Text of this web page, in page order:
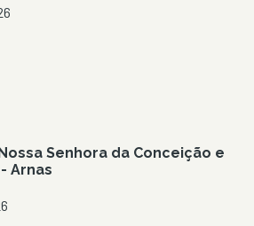
Senhora da Conceição e
Arnas